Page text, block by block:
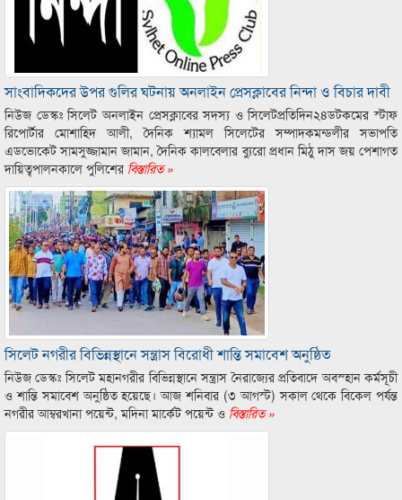
সাংবাদিকদের উপর গুলির ঘটনায় অনলাইন প্রেসক্লাবের নিন্দা ও বিচার দাবী
নিউজ ডেস্কঃ সিলেট অনলাইন প্রেসক্লাবের সদস্য ও সিলেটপ্রতিদিন২৪ডটকমের স্টাফ
রিপোর্টার মোশাহিদ আলী, দৈনিক শ্যামল সিলেটের সম্পাদকমন্ডলীর সভাপতি
এডভোকেট সামসুজ্জামান জামান, দৈনিক কালবেলার ব্যুরো প্রধান মিঠু দাস জয় পেশাগত
দায়িত্বপালনকালে পুলিশের বিস্তারিত »
সিলেট নগরীর বিভিন্নস্থানে সন্ত্রাস বিরোধী শান্তি সমাবেশ অনুষ্ঠিত
নিউজ ডেস্কঃ সিলেট মহানগরীর বিভিন্নস্থানে সন্ত্রাস নৈরাজ্যের প্রতিবাদে অবস্হান কর্মসূচী
ও শান্তি সমাবেশ অনুষ্ঠিত হয়েছে। আজ শনিবার (৩ আগস্ট) সকাল থেকে বিকেল পর্যন্ত
নগরীর আম্বরখানা পয়েন্ট, মদিনা মার্কেট পয়েন্ট ও বিস্তারিত »